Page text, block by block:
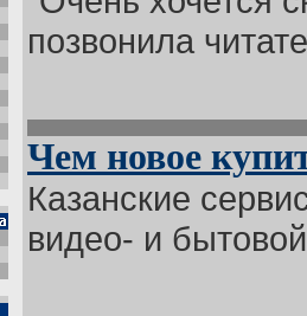
позвонила
Чем новое
Казанские
видео- и